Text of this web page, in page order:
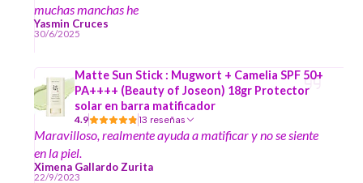
muchas manchas he
Yasmin Cruces
30/6/2025
Matte Sun Stick : Mugwort + Camelia SPF 50+
PA++++ (Beauty of Joseon) 18gr Protector
solar en barra matificador
4.9 13 reseñas
Maravilloso, realmente ayuda a matificar y no se siente
en la piel.
Ximena Gallardo Zurita
22/9/2023